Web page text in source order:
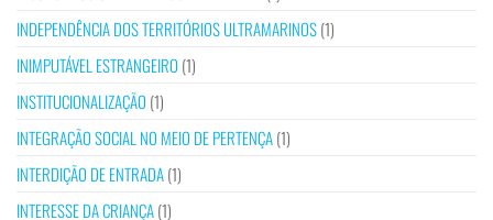
INDEPENDÊNCIA DOS TERRITÓRIOS ULTRAMARINOS(1)
INIMPUTÁVEL ESTRANGEIRO (1)
INSTITUCIONALIZAÇÃO (1)
INTEGRAÇÃO SOCIAL NO MEIO DE PERTENÇA(1)
INTERDIÇÃO DE ENTRADA(1)
INTERESSE DA CRIANÇA(1)